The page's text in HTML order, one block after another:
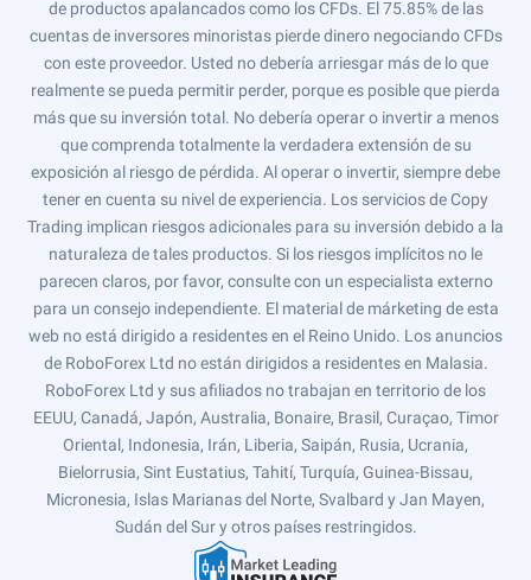
de productos apalancados como los CFDs. El 75.85% de las
cuentas de inversores minoristas pierde dinero negociando CFDs
con este proveedor. Usted no debería arriesgar más de lo que
realmente se pueda permitir perder, porque es posible que pierda
más que su inversión total. No debería operar o invertir a menos
que comprenda totalmente la verdadera extensión de su
exposición al riesgo de pérdida. Al operar o invertir, siempre debe
tener en cuenta su nivel de experiencia. Los servicios de Copy
Trading implican riesgos adicionales para su inversión debido a la
naturaleza de tales productos. Si los riesgos implícitos no le
parecen claros, por favor, consulte con un especialista externo
para un consejo independiente. El material de márketing de esta
web no está dirigido a residentes en el Reino Unido. Los anuncios
de RoboForex Ltd no están dirigidos a residentes en Malasia.
RoboForex Ltd y sus afiliados no trabajan en territorio de los
EEUU, Canadá, Japón, Australia, Bonaire, Brasil, Curaçao, Timor
Oriental, Indonesia, Irán, Liberia, Saipán, Rusia, Ucrania,
Bielorrusia, Sint Eustatius, Tahití, Turquía, Guinea-Bissau,
Micronesia, Islas Marianas del Norte, Svalbard y Jan Mayen,
Sudán del Sur y otros países restringidos.